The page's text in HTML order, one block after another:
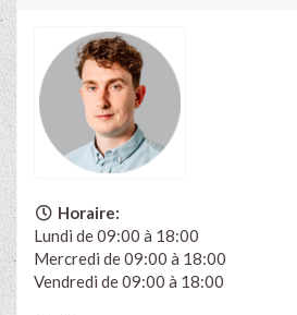
Horaire:
Lundi de 09:00 à 18:00
Mercredi de 09:00 à 18:00
Vendredi de 09:00 à 18:00